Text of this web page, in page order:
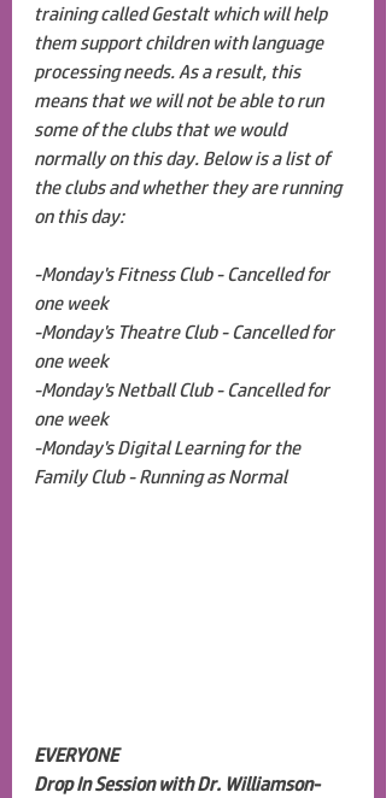
training called Gestalt which will help
them support children with language
processing needs. As a result, this
means that we will not be able to run
some of the clubs that we would
normally on this day. Below is a list of
the clubs and whether they are running
on this day:
-Monday's Fitness Club - Cancelled for
one week
-Monday's Theatre Club - Cancelled for
one week
-Monday's Netball Club - Cancelled for
one week
-Monday's Digital Learning for the
Family Club - Running as Normal
EVERYONE
Drop In Session with Dr. Williamson-